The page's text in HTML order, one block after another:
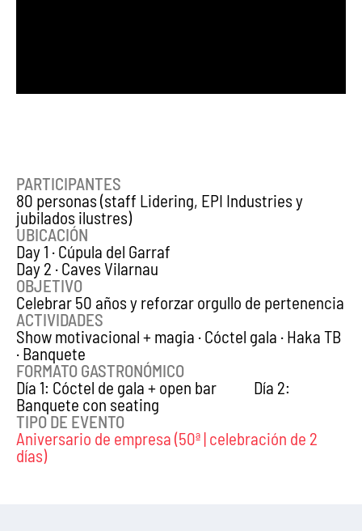
PARTICIPANTES
80 personas (staff Lidering, EPI Industries y
jubilados ilustres)
UBICACIÓN
Day 1 · Cúpula del Garraf
Day 2 · Caves Vilarnau
OBJETIVO
Celebrar 50 años y reforzar orgullo de pertenencia
ACTIVIDADES
Show motivacional + magia · Cóctel gala · Haka TB
· Banquete
FORMATO GASTRONÓMICO
Día 1: Cóctel de gala + open bar Día 2:
Banquete con seating
TIPO DE EVENTO
Aniversario de empresa (50ª | celebración de 2
días)